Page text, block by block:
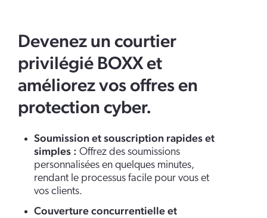
Devenez un courtier
privilégié BOXX et
améliorez vos offres en
protection cyber.
Soumission et souscription rapides et
simples : Offrez des soumissions
personnalisées en quelques minutes,
rendant le processus facile pour vous et
vos clients.
Couverture concurrentielle et